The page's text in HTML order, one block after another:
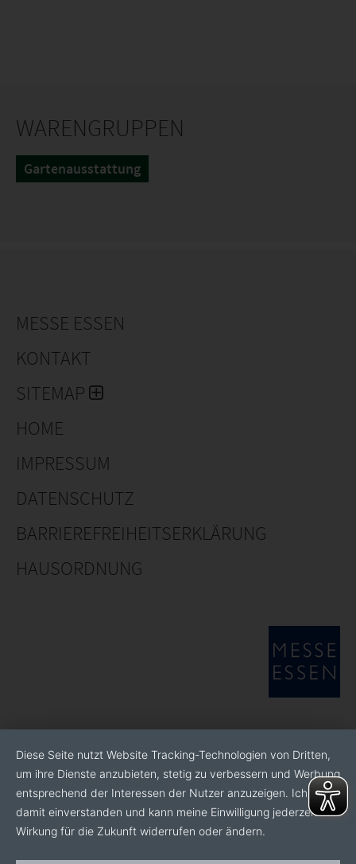
WARENGRUPPEN
Gartenausstattung
MESSE ESSEN
KONTAKT
SITEMAP
HOME
IMPRESSUM
DATENSCHUTZ
BARRIEREFREIHEITSERKLÄRUNG
HAUSORDNUNG
Diese Seite nutzt Website Tracking-Technologien von Dritten,
um ihre Dienste anzubieten, stetig zu verbessern und Werbung
entsprechend der Interessen der Nutzer anzuzeigen. Ich bin
damit einverstanden und kann meine Einwilligung jederzeit mit
Wirkung für die Zukunft widerrufen oder ändern.